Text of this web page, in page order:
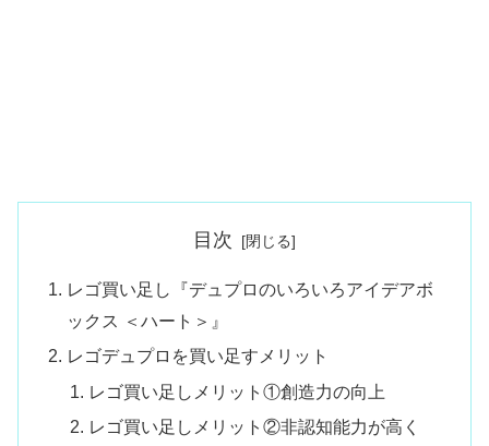
目次
レゴ買い足し『デュプロのいろいろアイデアボ
ックス ＜ハート＞』
レゴデュプロを買い足すメリット
レゴ買い足しメリット①創造力の向上
レゴ買い足しメリット②非認知能力が高く